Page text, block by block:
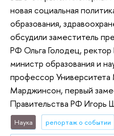
новая социальная
образования,
обсудили заместитель
РФ Ольга Голодец,
министр образования и
профессор
Марджинсон, первый
Правительства РФ Игорь
Наука репортаж о событии